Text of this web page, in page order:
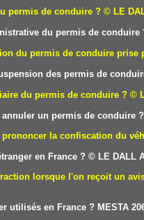
permis de conduire ? © LE
du permis de conduire
du permis de conduire prise
des permis de
du permis de conduire ? ©
un permis de conduire ?
la confiscation du
en France ? © LE DALL
lorsque l'on reçoit un
en France ? MESTA